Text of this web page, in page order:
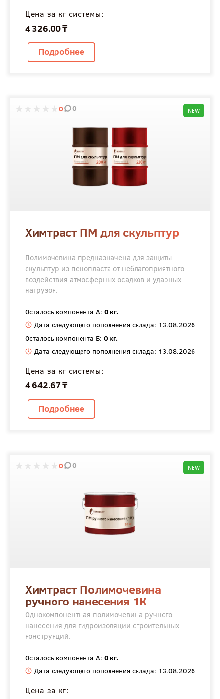
Цена за кг системы:
4 326.00 ₸
Подробнее
0 0 NEW
Химтраст ПМ для скульптур
Полимочевина предназначена для защиты
скульптур из пенопласта от неблагоприятного
воздействия атмосферных осадков и ударных
нагрузок.
Осталось компонента А: 0 кг.
Дата следующего пополнения склада: 13.08.2026
Осталось компонента Б: 0 кг.
Дата следующего пополнения склада: 13.08.2026
Цена за кг системы:
4 642.67 ₸
Подробнее
0 0 NEW
Химтраст Полимочевина
ручного нанесения 1К
Однокомпонентная полимочевина ручного
нанесения для гидроизоляции строительных
конструкций.
Осталось компонента А: 0 кг.
Дата следующего пополнения склада: 13.08.2026
Цена за кг: